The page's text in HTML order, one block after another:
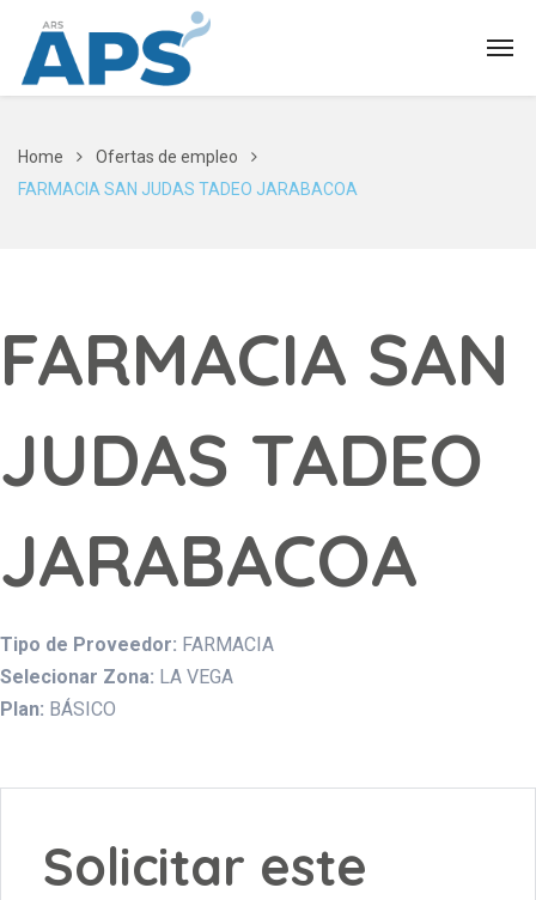
Home
Ofertas de empleo
FARMACIA SAN JUDAS TADEO JARABACOA
FARMACIA SAN
JUDAS TADEO
JARABACOA
Tipo de Proveedor: FARMACIA
Selecionar Zona: LA VEGA
Plan: BÁSICO
Solicitar este